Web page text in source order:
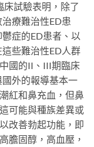
床試驗表明，除了
療難治性ED患
症的ED患者、以
些難治性ED人群
國的II、III期臨床
外的報導基本一
紅和鼻充血，但鼻
可能與種族差異或
改善勃起功能，即
膽固醇，高血壓，